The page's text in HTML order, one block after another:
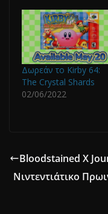
Δωρεάν το Kirby 64:
The Crystal Shards
02/06/2022
Bloodstained X
Νιντεντιάτικο